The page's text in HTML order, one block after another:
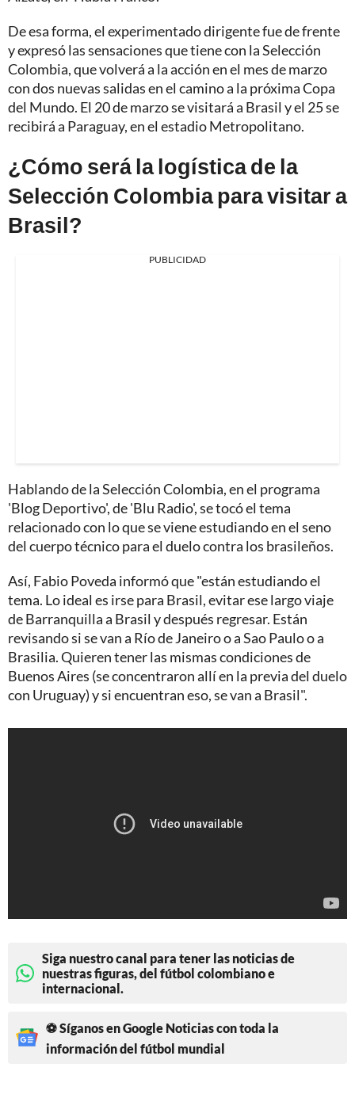
De esa forma, el experimentado dirigente fue de frente
y expresó las sensaciones que tiene con la Selección
Colombia, que volverá a la acción en el mes de marzo
con dos nuevas salidas en el camino a la próxima Copa
del Mundo. El 20 de marzo se visitará a Brasil y el 25 se
recibirá a Paraguay, en el estadio Metropolitano.
¿Cómo será la logística de la
Selección Colombia para visitar a
Brasil?
PUBLICIDAD
Hablando de la Selección Colombia, en el programa
'Blog Deportivo', de 'Blu Radio', se tocó el tema
relacionado con lo que se viene estudiando en el seno
del cuerpo técnico para el duelo contra los brasileños.
Así, Fabio Poveda informó que "están estudiando el
tema. Lo ideal es irse para Brasil, evitar ese largo viaje
de Barranquilla a Brasil y después regresar. Están
revisando si se van a Río de Janeiro o a Sao Paulo o a
Brasilia. Quieren tener las mismas condiciones de
Buenos Aires (se concentraron allí en la previa del duelo
con Uruguay) y si encuentran eso, se van a Brasil".
Siga nuestro canal para tener las noticias de
nuestras figuras, del fútbol colombiano e
internacional.
⚽ Síganos en Google Noticias con toda la
información del fútbol mundial